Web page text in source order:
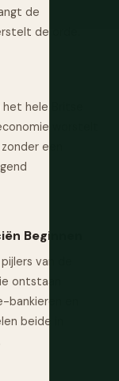
de
de orde.
hele Britse
worstelt
een
Beginnen
van de
ontstaan
en
beide in